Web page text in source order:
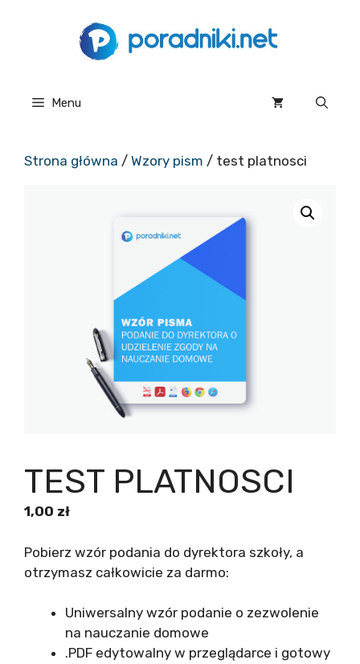
Menu
Strona główna / Wzory pism / test platnosci
TEST PLATNOSCI
1,00 zł
Pobierz wzór podania do dyrektora szkoły, a
otrzymasz całkowicie za darmo:
Uniwersalny wzór podanie o zezwolenie
na nauczanie domowe
.PDF edytowalny w przeglądarce i gotowy